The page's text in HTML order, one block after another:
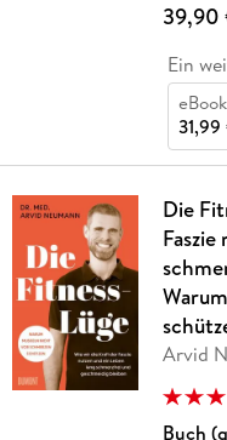
39,90
Ein
31,99
Die
Arvid
Buch